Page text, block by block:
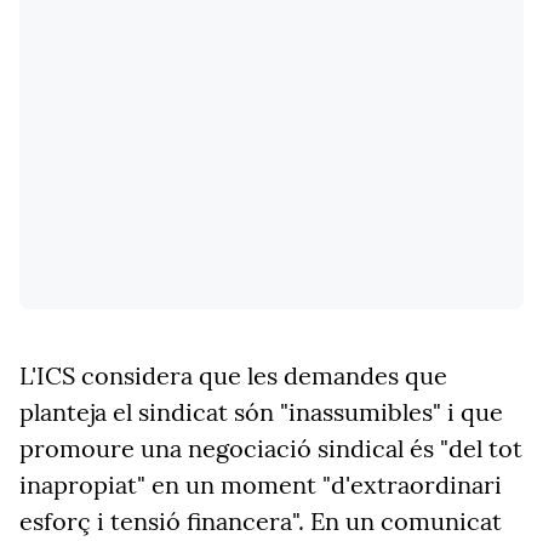
L'ICS considera que les demandes que
planteja el sindicat són "inassumibles" i que
promoure una negociació sindical és "del tot
inapropiat" en un moment "d'extraordinari
esforç i tensió financera". En un comunicat